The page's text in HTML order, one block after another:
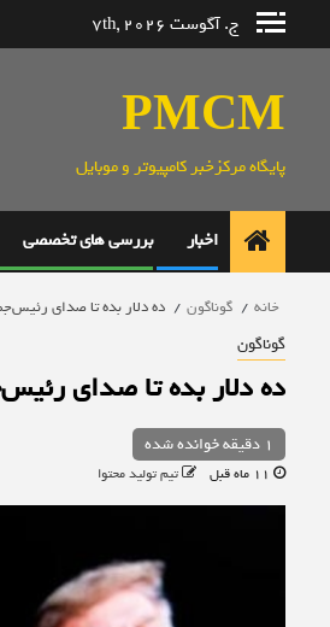
ج. آگوست 7th, 2026
PMCM
پایگاه مرکزخبر کامپیوتر و موبایل
اخبار بررسی های تخصصی
خانه گوناگون ده دلار بده تا صدای
گوناگون
ده دلار بده تا صدای
1 دقیقه خوانده شده
تیم تولید محتوا